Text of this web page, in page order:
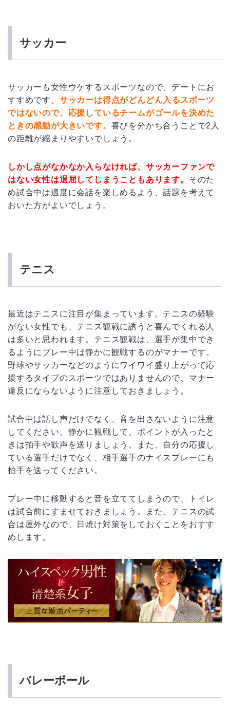
サッカー
サッカーも女性ウケするスポーツなので、デートにお
すすめです。 サッカーは得点がどんどん入るスポーツ
ではないので、応援しているチームがゴールを決めた
ときの感動が大きいです。 喜びを分かち合うことで2人
の距離が縮まりやすいでしょう。
しかし点がなかなか入らなければ、サッカーファンで
はない女性は退屈してしまうこともあります。 そのた
め試合中は適度に会話を楽しめるよう、話題を考えて
おいた方がよいでしょう。
テニス
最近はテニスに注目が集まっています。テニスの経験
がない女性でも、テニス観戦に誘うと喜んでくれる人
は多いと思われます。テニス観戦は、選手が集中でき
るようにプレー中は静かに観戦するのがマナーです。
野球やサッカーなどのようにワイワイ盛り上がって応
援するタイプのスポーツではありませんので、マナー
違反にならないように注意しておきましょう。
試合中は話し声だけでなく、音を出さないように注意
してください。静かに観戦して、ポイントが入ったと
きは拍手や歓声を送りましょう。また、自分の応援し
ている選手だけでなく、相手選手のナイスプレーにも
拍手を送ってください。
プレー中に移動すると音を立ててしまうので、トイレ
は試合前にすませておきましょう。また、テニスの試
合は屋外なので、日焼け対策をしておくことをおすす
めします。
バレーボール